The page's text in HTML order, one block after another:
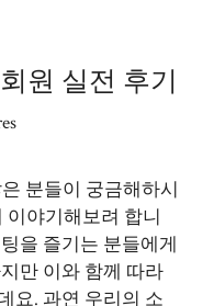
원 실전 후기
분들이 궁금해하시
이야기해보려 합니
을 즐기는 분들에게
만 이와 함께 따라
요. 과연 우리의 소